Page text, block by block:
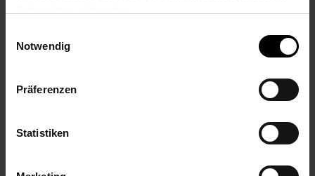
Notwendig
Präferenzen
Statistiken
sauber geschnitten werden. Der leistungsstarke Lithium-Ionen-
Akku sorgt für eine Spitzenperformance von bis zu 160
Schnellaufladung in 3 Stunden. Das digitale Display zeigt Ihnen
die restliche Akkulaufzeit an sowie die gewählte
Schnittlängen bei Verwendung der Kammaufsätze von 0,6mm -
28mm. Abnehmbare und abwaschbare Klinge.